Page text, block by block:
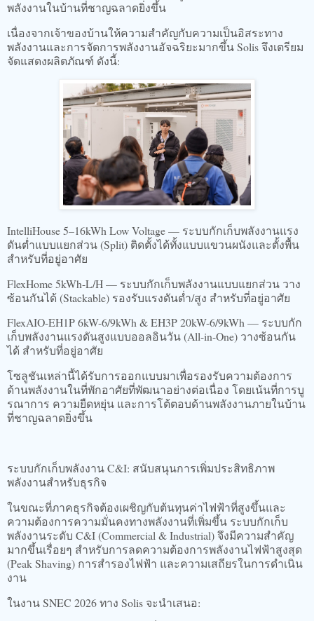
พลังงานในบ้านที่ชาญฉลาดยิ่งขึ้น
เนื่องจากเจ้าของบ้านให้ความสำคัญกับความเป็นอิสระทาง
พลังงานและการจัดการพลังงานอัจฉริยะมากขึ้น Solis จึงเตรียม
จัดแสดงผลิตภัณฑ์ ดังนี้:
IntelliHouse 5–16kWh Low Voltage — ระบบกักเก็บพลังงานแรง
ดันต่ำแบบแยกส่วน (Split) ติดตั้งได้ทั้งแบบแขวนผนังและตั้งพื้น
สำหรับที่อยู่อาศัย
FlexHome 5kWh-L/H — ระบบกักเก็บพลังงานแบบแยกส่วน วาง
ซ้อนกันได้ (Stackable) รองรับแรงดันต่ำ/สูง สำหรับที่อยู่อาศัย
FlexAIO-EH1P 6kW-6/9kWh & EH3P 20kW-6/9kWh — ระบบกัก
เก็บพลังงานแรงดันสูงแบบออลอินวัน (All-in-One) วางซ้อนกัน
ได้ สำหรับที่อยู่อาศัย
โซลูชันเหล่านี้ได้รับการออกแบบมาเพื่อรองรับความต้องการ
ด้านพลังงานในที่พักอาศัยที่พัฒนาอย่างต่อเนื่อง โดยเน้นที่การบู
รณาการ ความยืดหยุ่น และการโต้ตอบด้านพลังงานภายในบ้าน
ที่ชาญฉลาดยิ่งขึ้น
ระบบกักเก็บพลังงาน C&I: สนับสนุนการเพิ่มประสิทธิภาพ
พลังงานสำหรับธุรกิจ
ในขณะที่ภาคธุรกิจต้องเผชิญกับต้นทุนค่าไฟฟ้าที่สูงขึ้นและ
ความต้องการความมั่นคงทางพลังงานที่เพิ่มขึ้น ระบบกักเก็บ
พลังงานระดับ C&I (Commercial & Industrial) จึงมีความสำคัญ
มากขึ้นเรื่อยๆ สำหรับการลดความต้องการพลังงานไฟฟ้าสูงสุด
(Peak Shaving) การสำรองไฟฟ้า และความเสถียรในการดำเนิน
งาน
ในงาน SNEC 2026 ทาง Solis จะนำเสนอ: